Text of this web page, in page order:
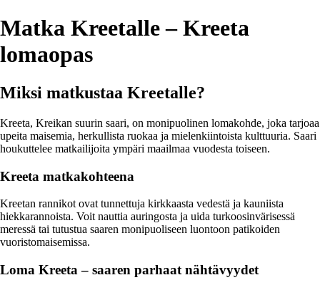
Matka Kreetalle – Kreeta
lomaopas
Miksi matkustaa Kreetalle?
Kreeta, Kreikan suurin saari, on monipuolinen lomakohde, joka tarjoaa
upeita maisemia, herkullista ruokaa ja mielenkiintoista kulttuuria. Saari
houkuttelee matkailijoita ympäri maailmaa vuodesta toiseen.
Kreeta matkakohteena
Kreetan rannikot ovat tunnettuja kirkkaasta vedestä ja kauniista
hiekkarannoista. Voit nauttia auringosta ja uida turkoosinvärisessä
meressä tai tutustua saaren monipuoliseen luontoon patikoiden
vuoristomaisemissa.
Loma Kreeta – saaren parhaat nähtävyydet